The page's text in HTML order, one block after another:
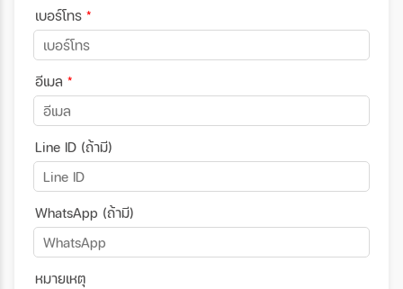
เบอร์โทร *
อีเมล *
Line ID (ถ้ามี)
WhatsApp (ถ้ามี)
หมายเหตุ